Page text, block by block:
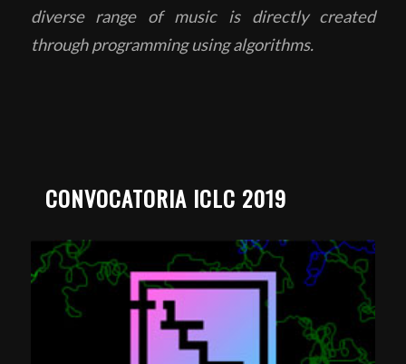
diverse range of music is directly created
through programming using algorithms.
CONVOCATORIA ICLC 2019